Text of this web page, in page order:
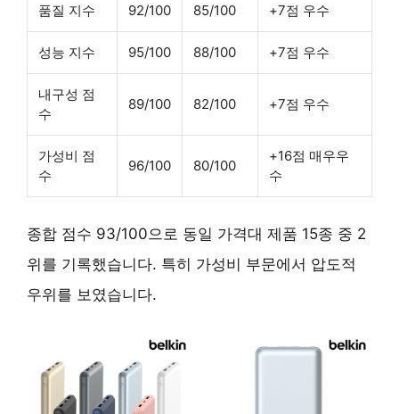
품질 지수 92/100 85/100 +7점 우수
성능 지수 95/100 88/100 +7점 우수
내구성 점
수
89/100 82/100 +7점 우수
가성비 점
수
96/100 80/100
+16점 매우우
수
종합 점수 93/100으로 동일 가격대 제품 15종 중 2
위를 기록했습니다. 특히 가성비 부문에서 압도적
우위를 보였습니다.